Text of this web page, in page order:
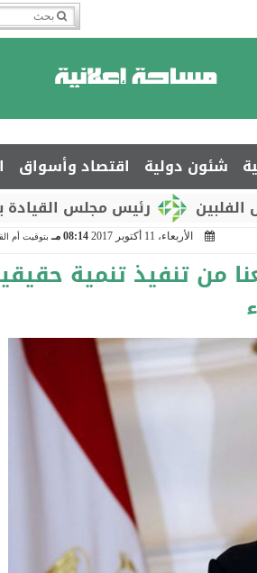
شئون دولية اقتصاد وأسواق
رئيس مجلس القيادة يعزي
الأربعاء، 11 أكتوبر 2017 08:14 مـ بتوقيت أم
من تنفيذ تنمية